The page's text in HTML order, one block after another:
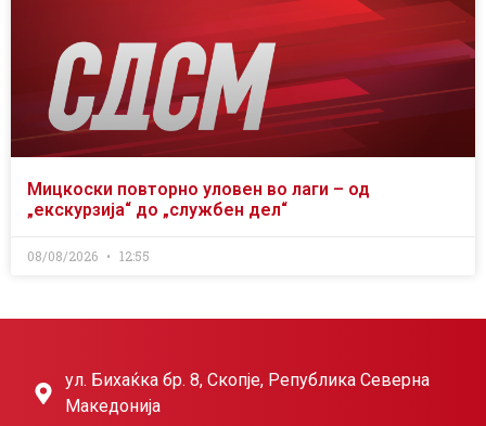
Мицкоски повторно уловен во лаги – од
„екскурзија“ до „службен дел“
08/08/2026 12:55
ул. Бихаќка бр. 8, Скопје, Република Северна
Македонија